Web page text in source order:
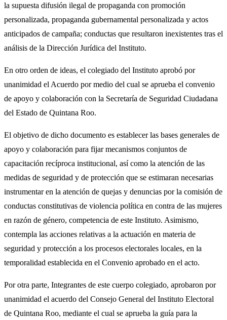
la supuesta difusión ilegal de propaganda con promoción
personalizada, propaganda gubernamental personalizada y actos
anticipados de campaña; conductas que resultaron inexistentes tras el
análisis de la Dirección Jurídica del Instituto.
En otro orden de ideas, el colegiado del Instituto aprobó por
unanimidad el Acuerdo por medio del cual se aprueba el convenio
de apoyo y colaboración con la Secretaría de Seguridad Ciudadana
del Estado de Quintana Roo.
El objetivo de dicho documento es establecer las bases generales de
apoyo y colaboración para fijar mecanismos conjuntos de
capacitación recíproca institucional, así como la atención de las
medidas de seguridad y de protección que se estimaran necesarias
instrumentar en la atención de quejas y denuncias por la comisión de
conductas constitutivas de violencia política en contra de las mujeres
en razón de género, competencia de este Instituto. Asimismo,
contempla las acciones relativas a la actuación en materia de
seguridad y protección a los procesos electorales locales, en la
temporalidad establecida en el Convenio aprobado en el acto.
Por otra parte, Integrantes de este cuerpo colegiado, aprobaron por
unanimidad el acuerdo del Consejo General del Instituto Electoral
de Quintana Roo, mediante el cual se aprueba la guía para la